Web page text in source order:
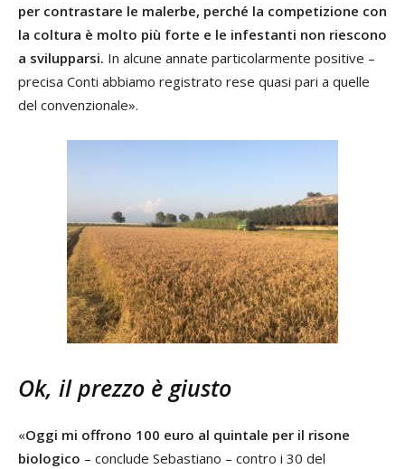
per contrastare le malerbe, perché la competizione con
la coltura è molto più forte e le infestanti non riescono
a svilupparsi. In alcune annate particolarmente positive –
precisa Conti abbiamo registrato rese quasi pari a quelle
del convenzionale».
Ok, il prezzo è giusto
«Oggi mi offrono 100 euro al quintale per il risone
biologico – conclude Sebastiano – contro i 30 del